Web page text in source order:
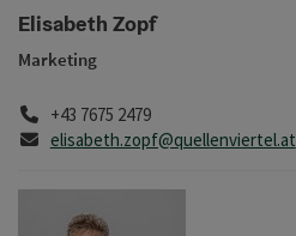
Elisabeth Zopf
Marketing
Telefon
+43 7675 2479
E-Mail
elisabeth.zopf@quellenviertel.at